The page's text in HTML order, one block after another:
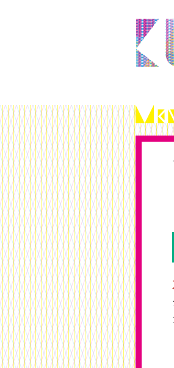
久留米シ
施設案内
アクセス
施設を借
（図面、
施設写真
チケット
これまで
シティプ
お知らせ